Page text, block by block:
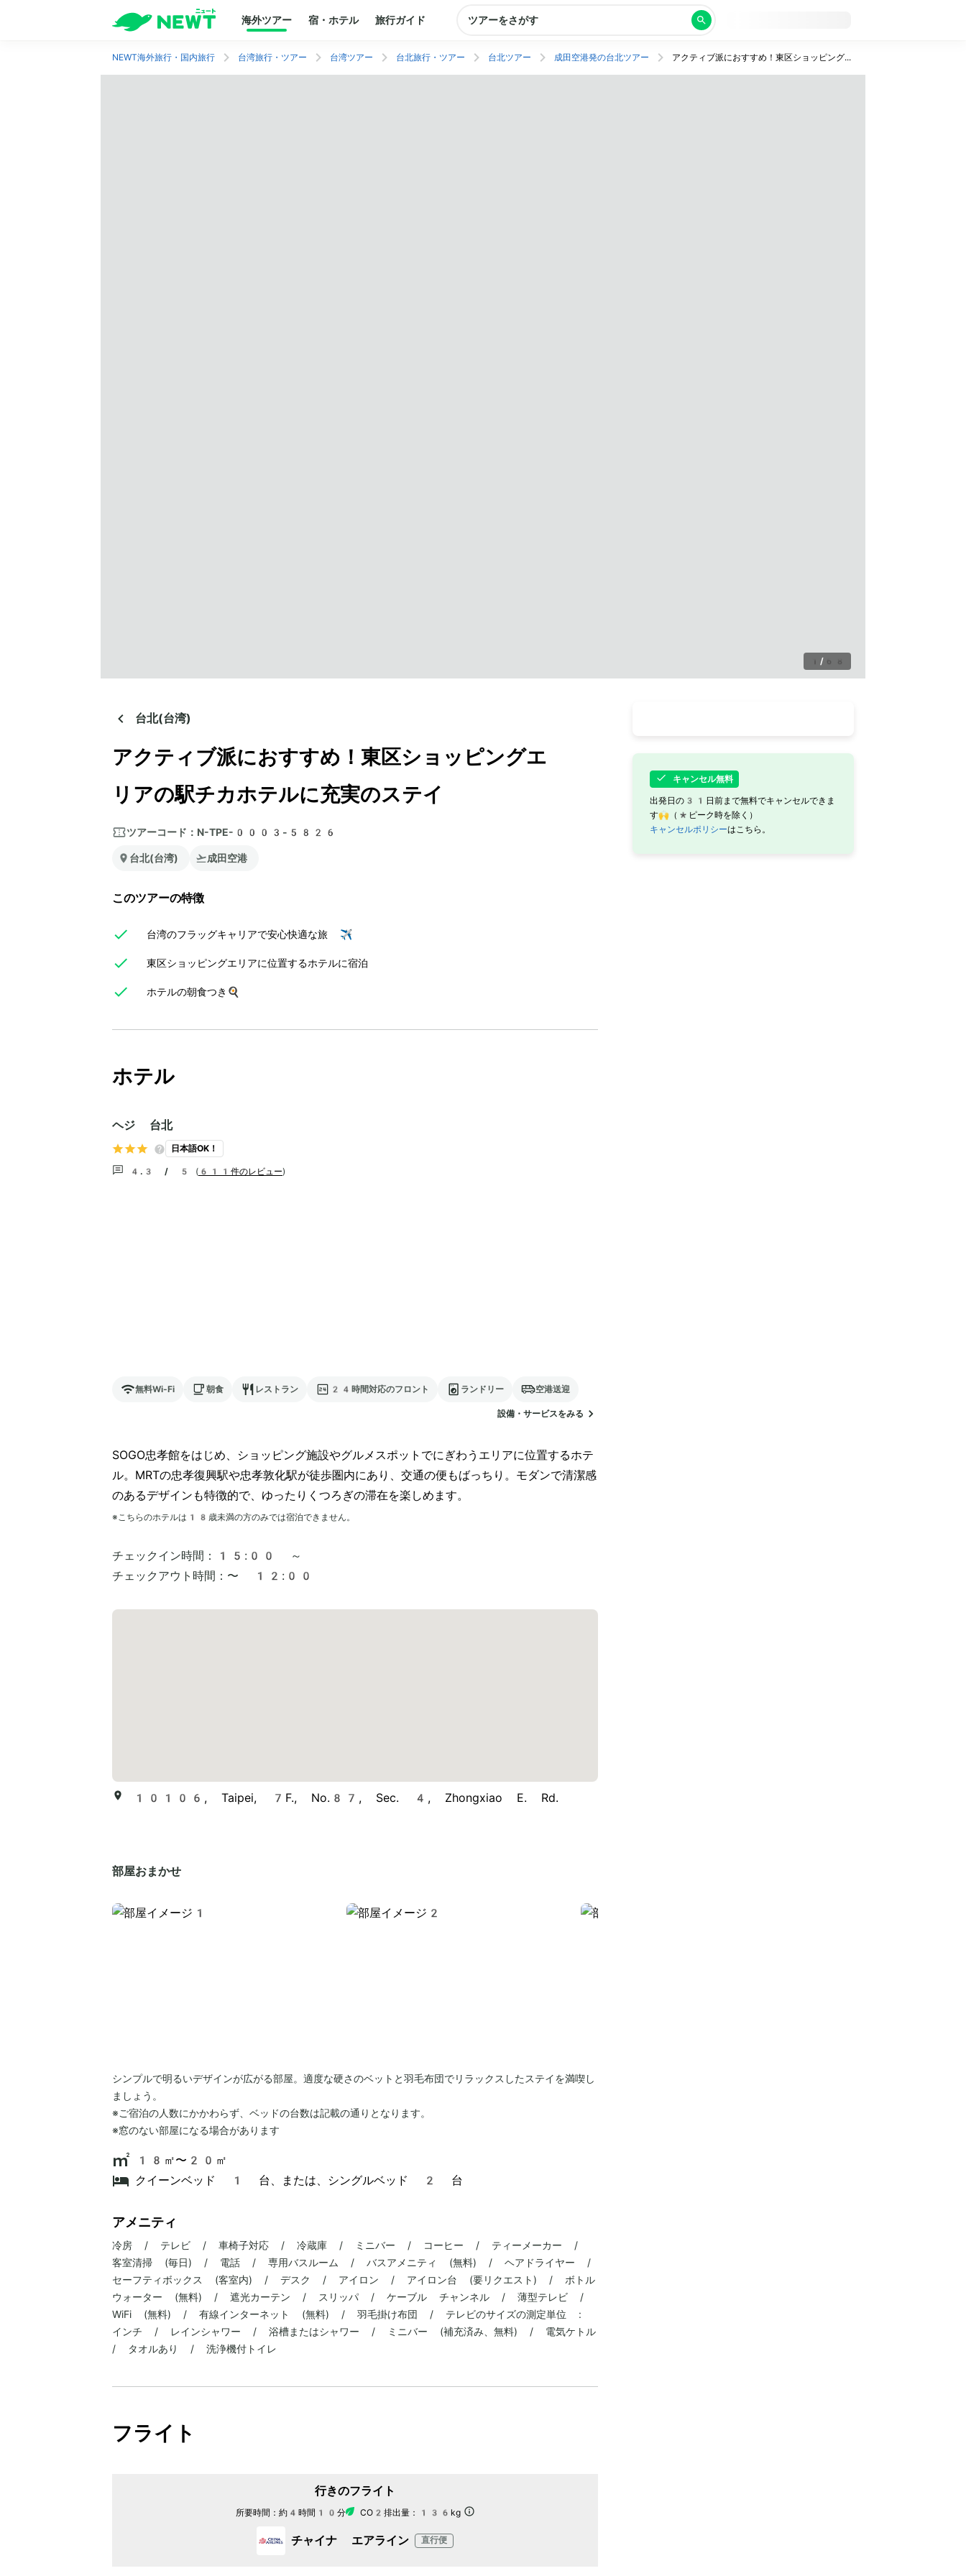
海外ツアー 宿・ホテル 旅行ガイド ツアーをさがす
NEWT海外旅行・国内旅行 台湾旅行・ツアー 台湾ツアー 台北旅行・ツアー 台北ツアー 成田空港発の台北ツアー アクティブ派におすすめ！東区ショッピングエリアの駅チカホテルに充実のステイ
1 / 68
台北(台湾)
アクティブ派におすすめ！東区ショッピングエ
リアの駅チカホテルに充実のステイ
ツアーコード： N-TPE-0003-5826
台北(台湾) 成田空港
このツアーの特徴
台湾のフラッグキャリアで安心快適な旅 ✈️
東区ショッピングエリアに位置するホテルに宿泊
ホテルの朝食つき🍳
ホテル
ヘジ 台北
日本語OK！
4.3 / 5 ( 611件のレビュー)
無料Wi-Fi 朝食 レストラン 24時間対応のフロント ランドリー 空港送迎
設備・サービスをみる
SOGO忠孝館をはじめ、ショッピング施設やグルメスポットでにぎわうエリアに位置するホテ
ル。MRTの忠孝復興駅や忠孝敦化駅が徒歩圏内にあり、交通の便もばっちり。モダンで清潔感
のあるデザインも特徴的で、ゆったりくつろぎの滞在を楽しめます。
※こちらのホテルは 18 歳未満の方のみでは宿泊できません。
チェックイン時間：
15:00 ～
チェックアウト時間： 〜 12:00
10106, Taipei, 7F., No.87, Sec. 4, Zhongxiao E. Rd.
部屋おまかせ
シンプルで明るいデザインが広がる部屋。適度な硬さのベットと羽毛布団でリラックスしたステイを満喫し
ましょう。
※ご宿泊の人数にかかわらず、ベッドの台数は記載の通りとなります。
※窓のない部屋になる場合があります
18㎡〜20㎡
クイーンベッド 1 台、または、シングルベッド 2 台
アメニティ
冷房 / テレビ / 車椅子対応 / 冷蔵庫 / ミニバー / コーヒー / ティーメーカー /
客室清掃 (毎日) / 電話 / 専用バスルーム / バスアメニティ (無料) / ヘアドライヤー /
セーフティボックス (客室内) / デスク / アイロン / アイロン台 (要リクエスト) / ボトル
ウォーター (無料) / 遮光カーテン / スリッパ / ケーブル チャンネル / 薄型テレビ /
WiFi (無料) / 有線インターネット (無料) / 羽毛掛け布団 / テレビのサイズの測定単位 :
インチ / レインシャワー / 浴槽またはシャワー / ミニバー (補充済み、無料) / 電気ケトル
/ タオルあり / 洗浄機付トイレ
フライト
行きのフライト
所要時間： 約4時間10分 CO2排出量： 136kg
チャイナ エアライン 直行便
キャンセル無料
出発日の31日前まで無料でキャンセルできま
す🙌（*ピーク時を除く）
キャンセルポリシーはこちら。